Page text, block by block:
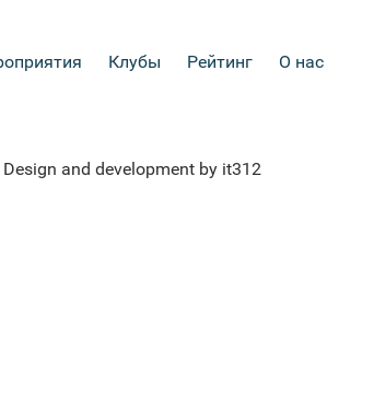
Клубы Рейтинг О нас
and development by it312